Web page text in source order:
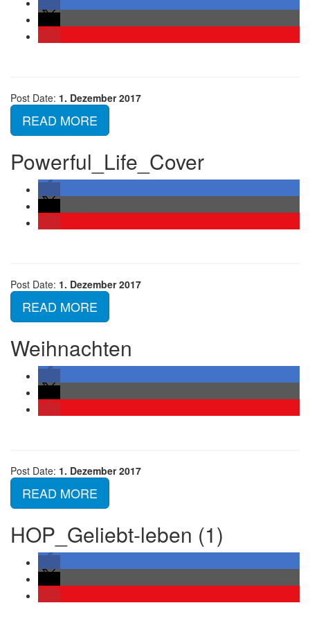
Post Date: 1. Dezember 2017
READ MORE
Powerful_Life_Cover
Post Date: 1. Dezember 2017
READ MORE
Weihnachten
Post Date: 1. Dezember 2017
READ MORE
HOP_Geliebt-leben (1)